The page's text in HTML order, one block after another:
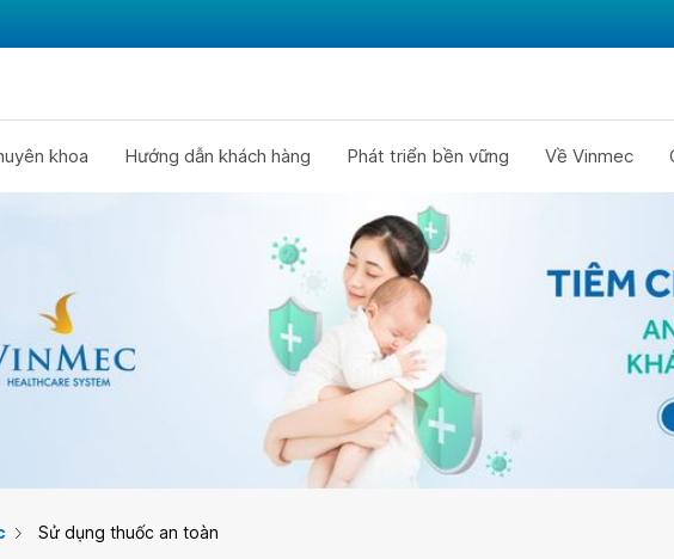
khoa Hướng dẫn khách hàng Phát triển bền vững Về Vinmec
Sử dụng thuốc an toàn